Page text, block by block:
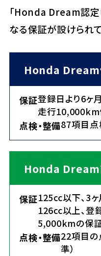
「Honda Dream認定
なる保証が設けられ
Honda
保証登録日より6ヶ
走行10,000km
点検・整備87項目点
Honda
保証125cc以下、3
126cc以上、登
5,000kmの保
点検・整備22項目の
準）